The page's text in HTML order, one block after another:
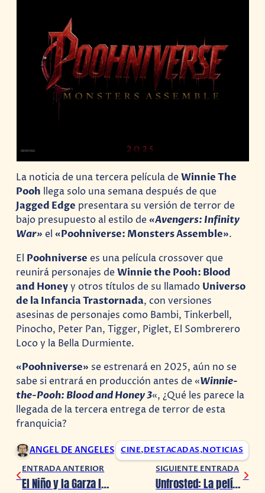
La noticia de una tercera película deWinnie The
Pooh llega solo una semana después de que
Jagged Edge presentara su versión de terror de
bajo presupuesto al estilo de«Avengers: Infinity
War» el«Poohniverse: Monsters Assemble».
El Poohniverse es una película crossover que
reunirá personajes deWinnie the Pooh: Blood
and Honeyy otros títulos de su llamado Universo
de la Infancia Trastornada, con versiones
asesinas de personajes como Bambi, Tinkerbell,
Pinocho, Peter Pan, Tigger, Piglet, El Sombrerero
Loco y la Bella Durmiente.
«Poohniverse» se estrenará en 2025, aún no se
sabe si entrará en producción antes de «Winnie-
the-Pooh: Blood and Honey 3«, ¿Qué les parece la
llegada de la tercera entrega de terror de esta
franquicia?
ANGEL DE ANGELES CINE,DESTACADAS,NOTICIAS
ENTRADA ANTERIOR
El Niño y la Garza llegará a Netflix en 2024, pero…
SIGUIENTE ENTRADA
Unfrosted: La película de las Pop-Tarts presenta nuevo avance, llegará el 3 de mayo